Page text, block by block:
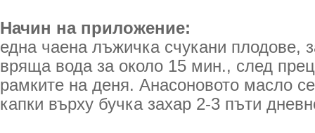
Начин на приложение:
една чаена лъжичка счукани плодове,
вряща вода за около 15 мин., след
рамките на деня. Анасоновото масло
капки върху бучка захар 2-3 пъти